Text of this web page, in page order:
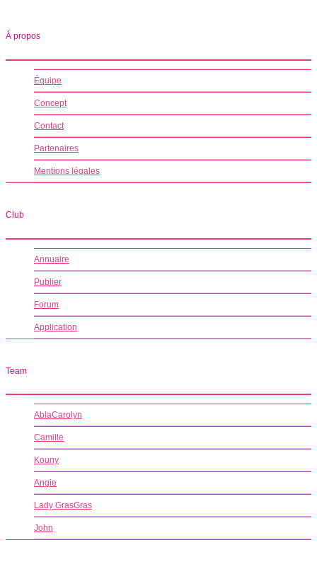
À propos
Équipe
Concept
Contact
Partenaires
Mentions légales
Club
Annuaire
Publier
Forum
Application
Team
AblaCarolyn
Camille
Kouny
Angie
Lady GrasGras
John